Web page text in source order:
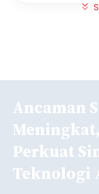
Ancaman
Perkuat
Teknologi